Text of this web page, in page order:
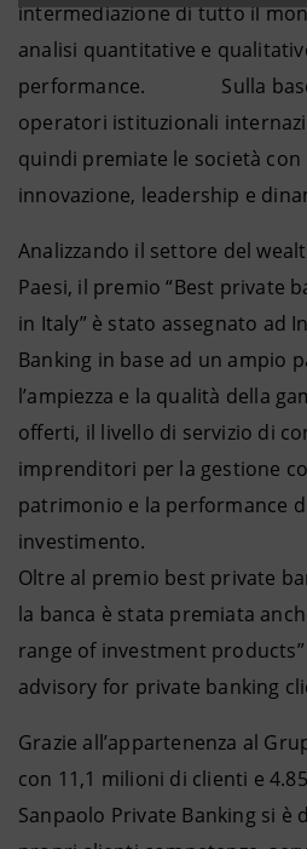
intermediazione di tutto il
analisi quantitative e
performance. Sulla base
operatori istituzionali
quindi premiate le società
innovazione, leadership e
Analizzando il settore del
Paesi, il premio “Best private
in Italy” è stato assegnato ad
Banking in base ad un ampio
l’ampiezza e la qualità della
offerti, il livello di servizio di
imprenditori per la gestione
patrimonio e la performance
investimento.
Oltre al premio best private
la banca è stata premiata
range of investment
advisory for private banking
Grazie all’appartenenza al
con 11,1 milioni di clienti e
Sanpaolo Private Banking si è